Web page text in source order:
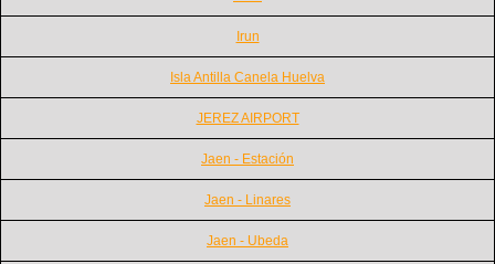
Irun
Isla Antilla Canela Huelva
JEREZ AIRPORT
Jaen - Estación
Jaen - Linares
Jaen - Ubeda